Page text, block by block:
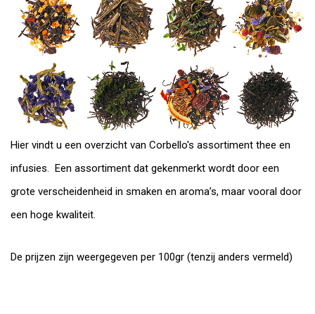
Hier vindt u een overzicht van Corbello's assortiment thee en
infusies. Een assortiment dat gekenmerkt wordt door een
grote verscheidenheid in smaken en aroma’s, maar vooral door
een hoge kwaliteit.
De prijzen zijn weergegeven per 100gr (tenzij anders vermeld)